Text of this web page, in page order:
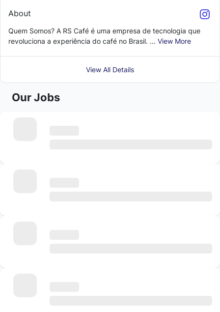
About
Quem Somos? A RS Café é uma empresa de tecnologia que
revoluciona a experiência do café no Brasil. ... View More
View All Details
Our Jobs